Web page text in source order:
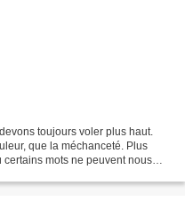
toujours voler plus haut.
que la méchanceté. Plus
mots ne peuvent nous